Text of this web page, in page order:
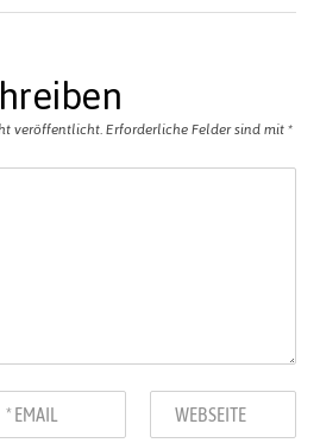
veröffentlicht. Erforderliche Felder sind mit *